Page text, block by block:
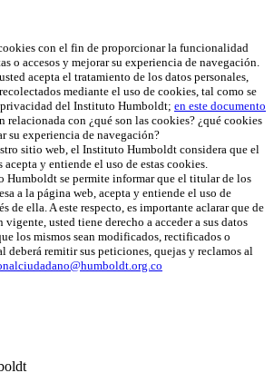
con el fin de proporcionar la funcionalidad
o accesos y mejorar su experiencia de navegación.
acepta el tratamiento de los datos personales,
mediante el uso de cookies, tal como se
del Instituto Humboldt; en este documento
relacionada con ¿qué son las cookies? ¿qué cookies
su experiencia de navegación?
sitio web, el Instituto Humboldt considera que el
y entiende el uso de estas cookies.
Humboldt se permite informar que el titular de los
a la página web, acepta y entiende el uso de
de ella. A este respecto, es importante aclarar que de
usted tiene derecho a acceder a sus datos
los mismos sean modificados, rectificados o
deberá remitir sus peticiones, quejas y reclamos al